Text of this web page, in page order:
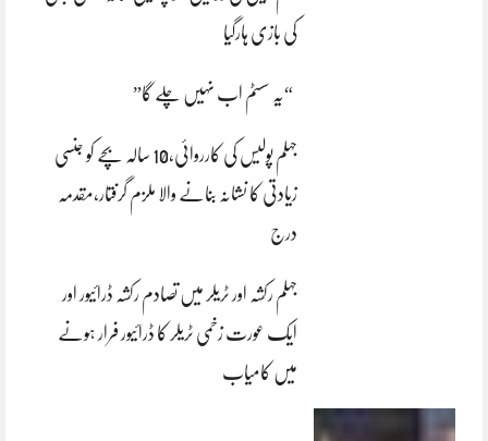
کی بازی ہارگیا
“یہ سسٹم اب نہیں چلے گا”
جہلم پولیس کی کارروائی،10 سالہ بچے کو جنسی
زیادتی کا نشانہ بنانے والا ملزم گرفتار،مقدمہ
درج
جہلم رکشہ اور ٹریلر میں تصادم رکشہ ڈرائیور اور
ایک عورت زخمی ٹریلر کا ڈرائیور فرار ہونے
میں کامیاب